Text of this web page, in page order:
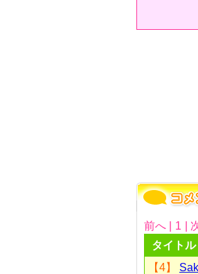
前へ | 1
|
タイトル
【4】